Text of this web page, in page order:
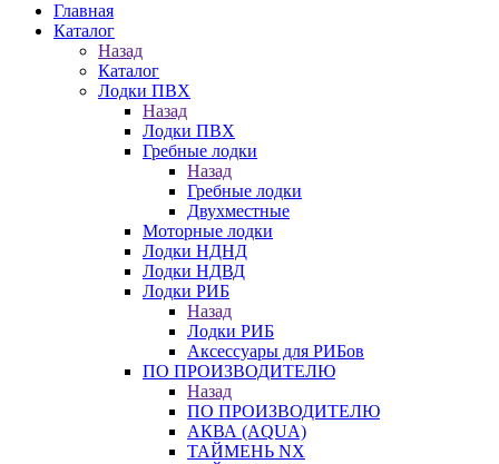
Главная
Каталог
Назад
Каталог
Лодки ПВХ
Назад
Лодки ПВХ
Гребные лодки
Назад
Гребные лодки
Двухместные
Моторные лодки
Лодки НДНД
Лодки НДВД
Лодки РИБ
Назад
Лодки РИБ
Аксессуары для РИБов
ПО ПРОИЗВОДИТЕЛЮ
Назад
ПО ПРОИЗВОДИТЕЛЮ
АКВА (AQUA)
ТАЙМЕНЬ NX